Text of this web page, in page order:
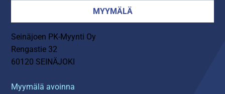
MYYMÄLÄ
Seinäjoen PK-Myynti Oy
Rengastie 32
60120 SEINÄJOKI
Myymälä avoinna